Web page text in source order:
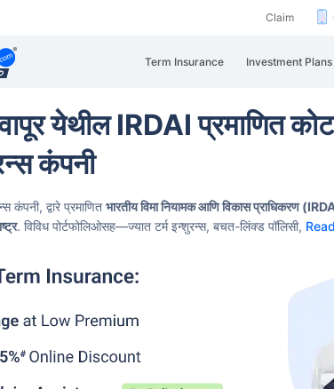
Claim
Term Insurance Investment Plans
येथील IRDAI प्रमाणित
कंपनी
कंपनी, द्वारे प्रमाणित भारतीय विमा नियामक आणि विकास प्राधिकरण
. विविध पोर्टफोलिओसह—ज्यात टर्म इन्शुरन्स, बचत-लिंक्ड पॉलिसी,